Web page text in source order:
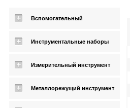
Вспомогательный
Инструментальные наборы
Измерительный инструмент
Металлорежущий инструмент